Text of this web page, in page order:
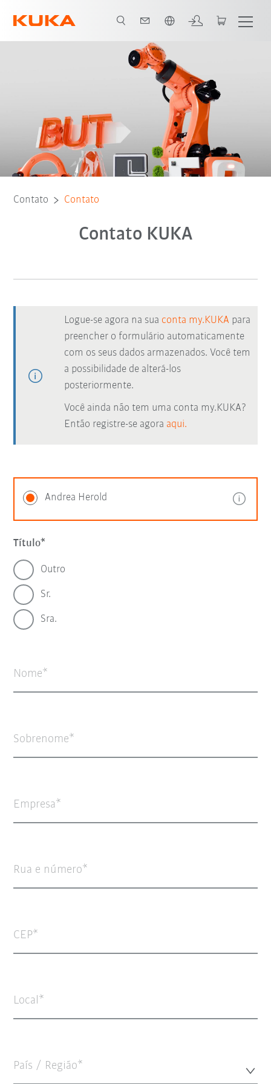
Contato Contato
Contato KUKA
Logue-se agora na sua conta my.KUKA para
preencher o formulário automaticamente
com os seus dados armazenados. Você tem
a possibilidade de alterá-los
posteriormente.
Você ainda não tem uma conta my.KUKA?
Então registre-se agora aqui.
Andrea Herold
Título
Outro
Sr.
Sra.
Nome
Sobrenome
Empresa
Rua e número
CEP
Local
País / Região*